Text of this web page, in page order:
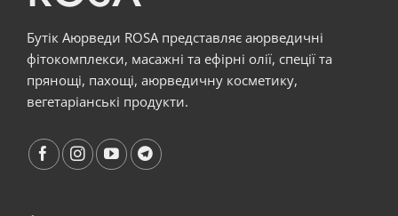
Бутік Аюрведи ROSA представляє аюрведичні
фітокомплекси, масажні та ефірні олії, спеції та
прянощі, пахощі, аюрведичну косметику,
вегетаріанські продукти.